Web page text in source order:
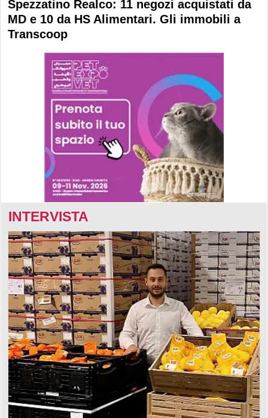
Spezzatino Realco: 11 negozi acquistati da
MD e 10 da HS Alimentari. Gli immobili a
Transcoop
INTERVISTA